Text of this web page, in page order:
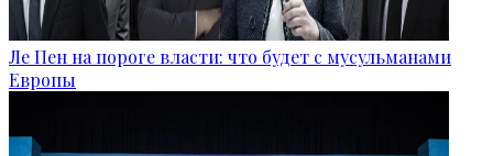
Ле Пен на пороге власти: что будет с мусульманами
Европы